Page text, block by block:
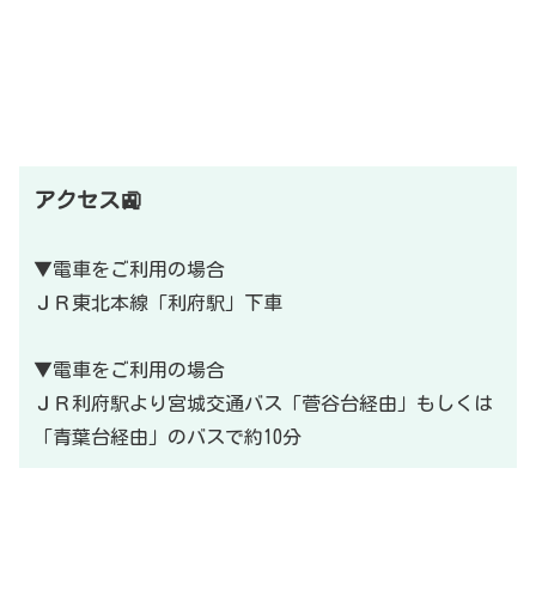
アクセス🚉
▼電車をご利用の場合
ＪＲ東北本線「利府駅」下車
▼電車をご利用の場合
ＪＲ利府駅より宮城交通バス「菅谷台経由」もしくは
「青葉台経由」のバスで約10分